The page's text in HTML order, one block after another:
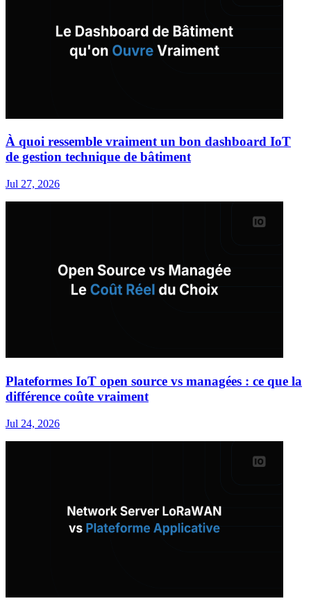
À quoi ressemble vraiment un bon dashboard IoT
de gestion technique de bâtiment
Jul 27, 2026
Plateformes IoT open source vs managées : ce que la
différence coûte vraiment
Jul 24, 2026